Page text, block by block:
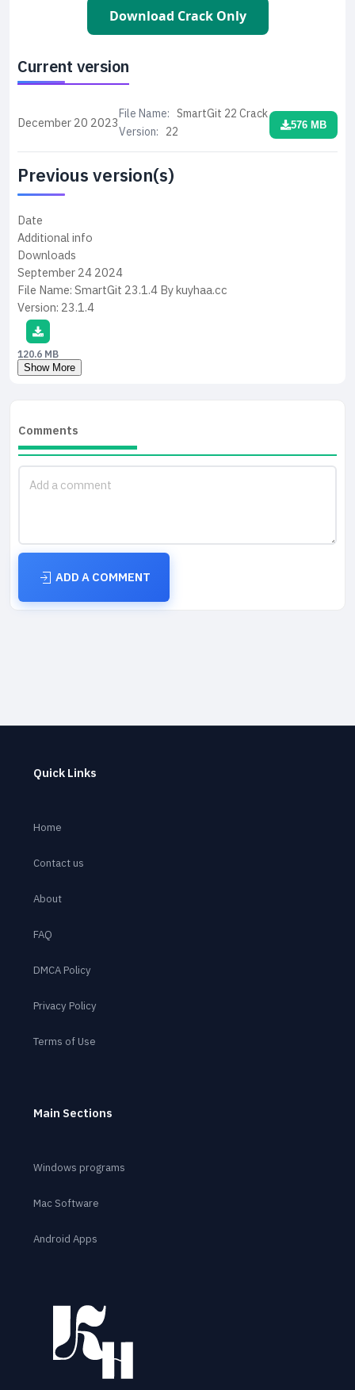
Download Crack Only
Current version
December 20 2023
File Name: SmartGit 22 Crack
Version: 22 576 MB
Previous version(s)
Date
Additional info
Downloads
September 242024
File Name:SmartGit 23.1.4 By kuyhaa.cc
Version: 23.1.4
120.6 MB
Show More
Comments
ADD A COMMENT
Quick Links
Home
Contact us
About
FAQ
DMCA Policy
Privacy Policy
Terms of Use
Main Sections
Windows programs
Mac Software
Android Apps